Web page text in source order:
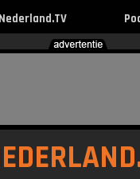
Nederland.TV